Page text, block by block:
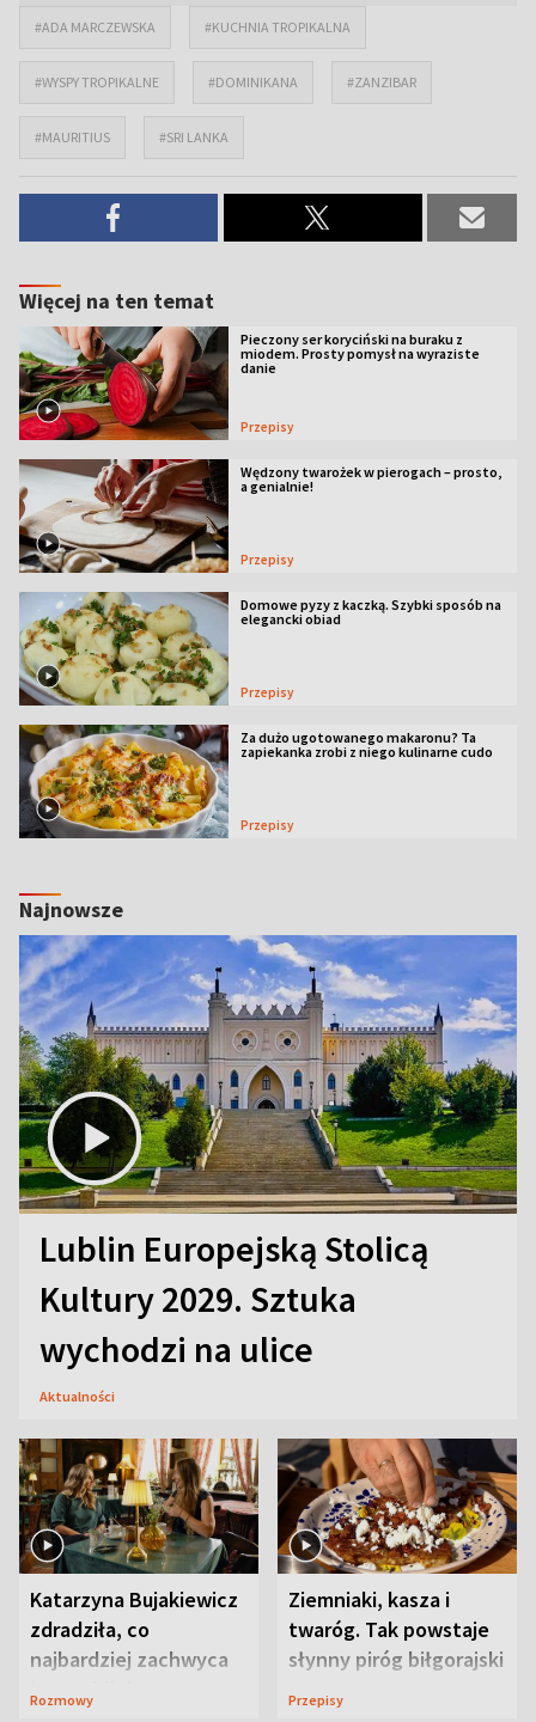
#ADA MARCZEWSKA #KUCHNIA TROPIKALNA
#WYSPY TROPIKALNE #DOMINIKANA #ZANZIBAR
#MAURITIUS #SRI LANKA
Więcej na ten temat
Pieczony ser koryciński na buraku z
miodem. Prosty pomysł na wyraziste
danie
Przepisy
Wędzony twarożek w pierogach – prosto,
a genialnie!
Przepisy
Domowe pyzy z kaczką. Szybki sposób na
elegancki obiad
Przepisy
Za dużo ugotowanego makaronu? Ta
zapiekanka zrobi z niego kulinarne cudo
Przepisy
Najnowsze
Lublin Europejską Stolicą
Kultury 2029. Sztuka
wychodzi na ulice
Aktualności
Katarzyna Bujakiewicz
zdradziła, co
najbardziej zachwyca
ją w Lublinie
Rozmowy
Ziemniaki, kasza i
twaróg. Tak powstaje
słynny piróg biłgorajski
Przepisy